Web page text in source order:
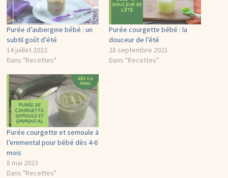
Purée d’aubergine bébé : un
subtil goût d’été
14 juillet 2022
Dans "Recettes"
Purée courgette bébé : la
douceur de l’été
28 septembre 2021
Dans "Recettes"
Purée courgette et semoule à
l’emmental pour bébé dès 4-6
mois
8 mai 2023
Dans "Recettes"